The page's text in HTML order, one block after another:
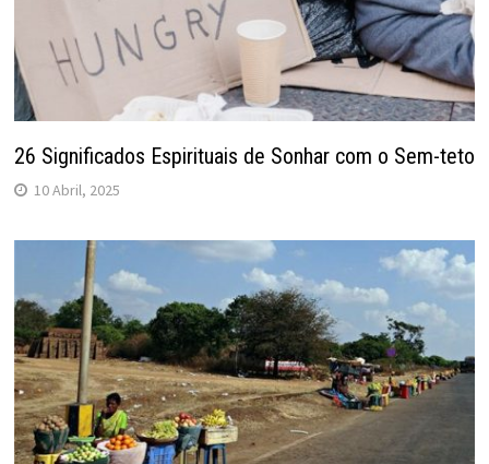
26 Significados Espirituais de Sonhar com o Sem-teto
10 Abril, 2025